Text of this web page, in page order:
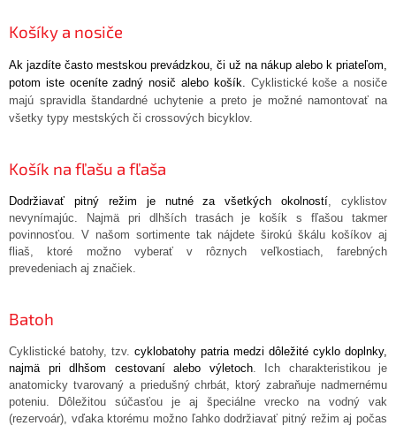
Košíky a nosiče
Ak jazdíte často mestskou prevádzkou, či už na nákup alebo k priateľom,
potom iste oceníte zadný nosič alebo košík.
Cyklistické koše a nosiče
majú spravidla štandardné uchytenie a preto je možné namontovať na
všetky typy mestských či crossových bicyklov.
Košík na fľašu a fľaša
Dodržiavať pitný režim je nutné za všetkých okolností , cyklistov
nevynímajúc. Najmä pri dlhších trasách je košík s fľašou takmer
povinnosťou. V našom sortimente tak nájdete širokú škálu košíkov aj
fliaš, ktoré možno vyberať v rôznych veľkostiach, farebných
prevedeniach aj značiek.
Batoh
Cyklistické batohy, tzv. cyklobatohy patria medzi dôležité cyklo doplnky,
najmä pri dlhšom cestovaní alebo výletoch. Ich charakteristikou je
anatomicky tvarovaný a priedušný chrbát, ktorý zabraňuje nadmernému
poteniu. Dôležitou súčasťou je aj špeciálne vrecko na vodný vak
(rezervoár), vďaka ktorému možno ľahko dodržiavať pitný režim aj počas